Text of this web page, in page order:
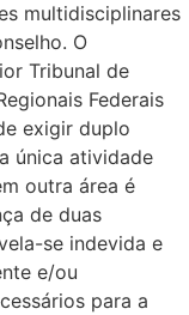
multidisciplinares
O
Tribunal de
Federais
exigir duplo
única atividade
outra área é
de duas
se indevida e
e/ou
para a